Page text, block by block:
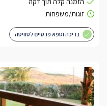
בריכה וספא פרטיים לסוויטה